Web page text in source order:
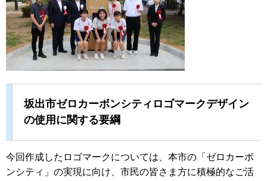
坂出市ゼロカーボンシティロゴマークデザイン
の使用に関する要綱
今回作成したロゴマークについては、本市の「ゼロカーボ
ンシティ」の実現に向け、市民の皆さま方に積極的なご活